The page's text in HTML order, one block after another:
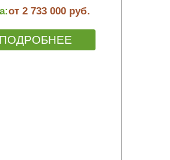
от 2 733 000 руб.
ПОДРОБНЕЕ